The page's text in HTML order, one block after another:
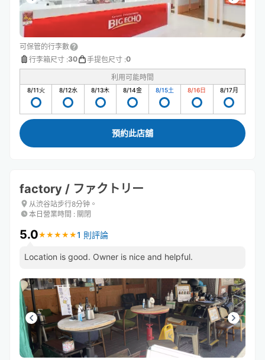
可保管的行李數
行李箱尺寸 :30 手提包尺寸 :0
利用可能時間
8/11火 8/12水 8/13木 8/14金 8/15土 8/16日 8/17月
預約此店舖
factory / ファクトリー
从渋谷站步行8分钟。
本日營業時間 : 關閉
5.0★ ★ ★ ★ ★
★ ★ ★ ★ ★1 則評論
Location is good. Owner is nice and helpful.